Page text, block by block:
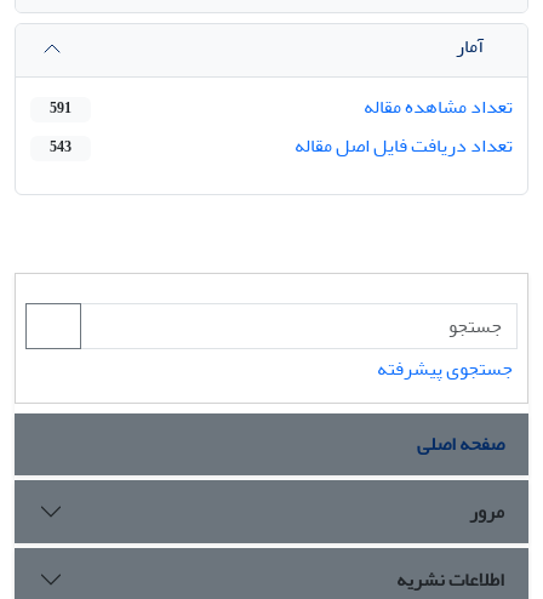
آمار
تعداد مشاهده مقاله
591
تعداد دریافت فایل اصل مقاله 543
جستجوی پیشرفته
صفحه اصلی
مرور
اطلاعات نشریه